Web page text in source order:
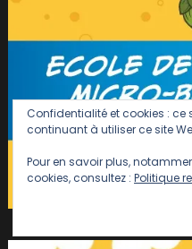
Confidentialité et cookies : ce
continuant à utiliser ce site
Pour en savoir plus,
cookies, consultez : Politique